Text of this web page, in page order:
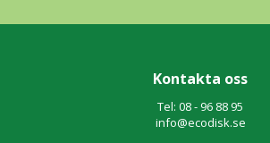
Kontakta oss
Tel: 08 - 96 88 95
info@ecodisk.se